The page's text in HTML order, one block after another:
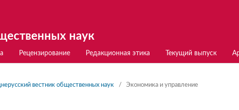
наук
Рецензирование Редакционная этика Текущий выпуск
вестник общественных наук / Экономика и управление